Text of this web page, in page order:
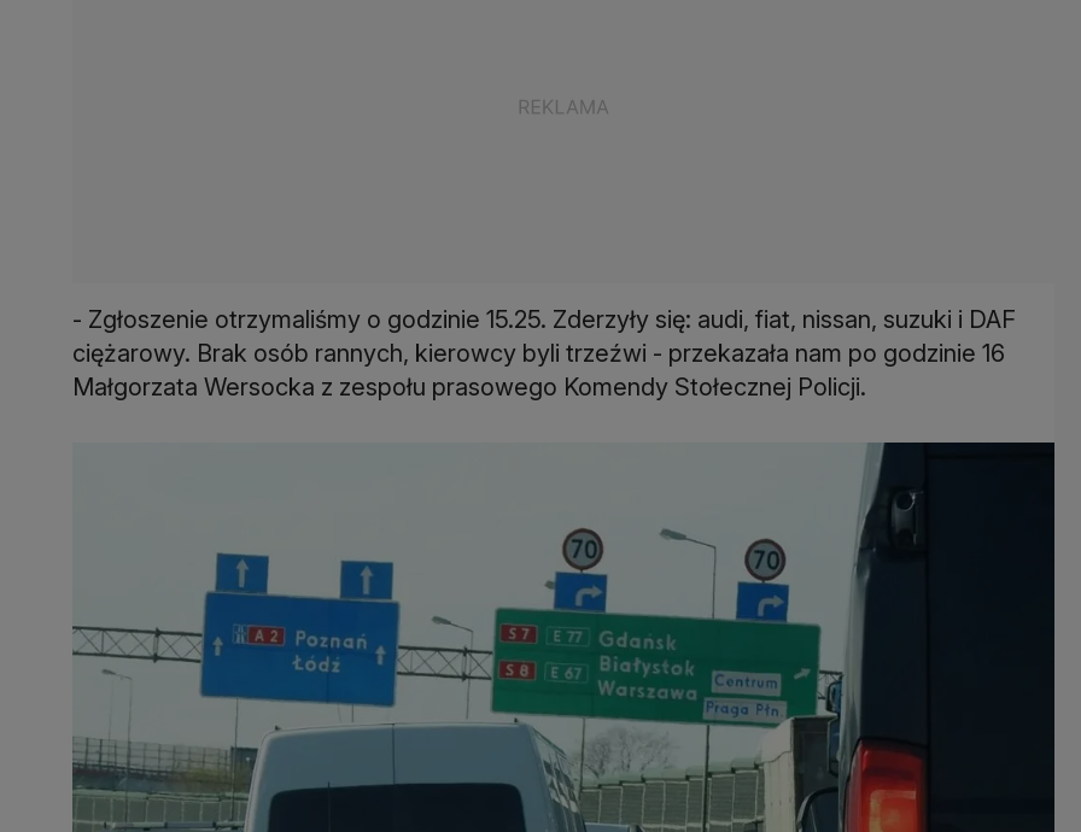
- Zgłoszenie otrzymaliśmy o godzinie 15.25. Zderzyły się: audi, fiat, nissan, suzuki i DAF
ciężarowy. Brak osób rannych, kierowcy byli trzeźwi - przekazała nam po godzinie 16
Małgorzata Wersocka z zespołu prasowego Komendy Stołecznej Policji.